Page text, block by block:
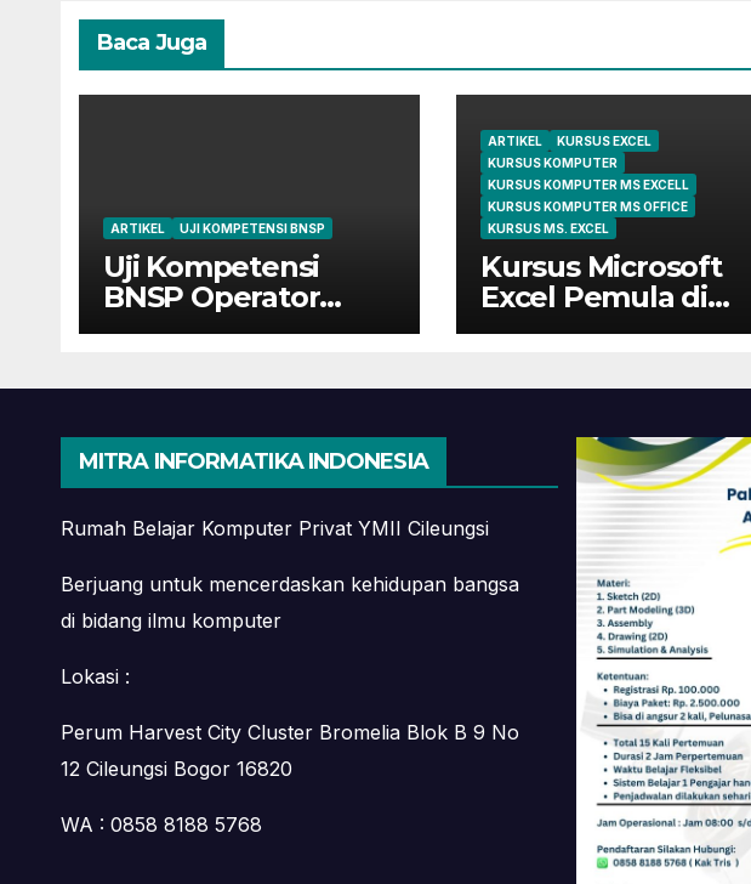
Baca Juga
ARTIKEL UJI KOMPETENSI BNSP
Uji Kompetensi
BNSP Operator
Komputer dan
Bekasi
ARTIKEL
KURSUS EXCEL
KURSUS KOMPUTER
KURSUS KOMPUTER MS EXCELL
KURSUS KOMPUTER MS OFFICE
KURSUS MS. EXCEL
Kursus Microsoft
Excel Pemula di
Cileungsi | Belajar
Mahir
MITRA INFORMATIKA INDONESIA
Rumah Belajar Komputer Privat YMII Cileungsi
Berjuang untuk mencerdaskan kehidupan bangsa
di bidang ilmu komputer
Lokasi :
Perum Harvest City Cluster Bromelia Blok B 9 No
12 Cileungsi Bogor 16820
WA : 0858 8188 5768